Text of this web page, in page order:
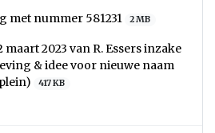
met nummer 581231 2 MB
maart 2023 van R. Essers inzake
& idee voor nieuwe naam
417 KB